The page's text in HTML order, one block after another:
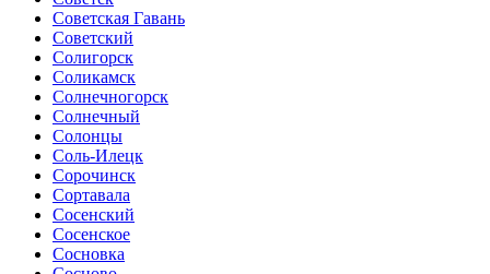
Советская Гавань
Советский
Солигорск
Соликамск
Солнечногорск
Солнечный
Солонцы
Соль-Илецк
Сорочинск
Сортавала
Сосенский
Сосенское
Сосновка